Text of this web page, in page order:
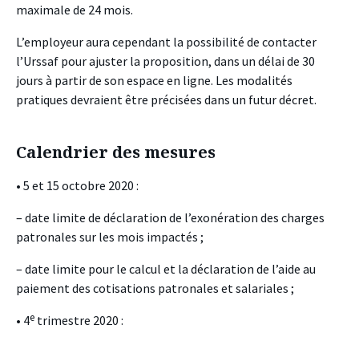
maximale de 24 mois.
L’employeur aura cependant la possibilité de contacter
l’Urssaf pour ajuster la proposition, dans un délai de 30
jours à partir de son espace en ligne. Les modalités
pratiques devraient être précisées dans un futur décret.
Calendrier des mesures
• 5 et 15 octobre 2020 :
– date limite de déclaration de l’exonération des charges
patronales sur les mois impactés ;
– date limite pour le calcul et la déclaration de l’aide au
paiement des cotisations patronales et salariales ;
• 4e trimestre 2020 :